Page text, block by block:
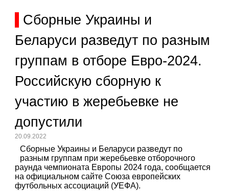
Сборные Украины и
Беларуси разведут по разным
группам в отборе Евро-2024.
Российскую сборную к
участию в жеребьевке не
допустили
20.09.2022
Сборные Украины и Беларуси разведут по
разным группам при жеребьевке отборочного
раунда чемпионата Европы 2024 года, сообщается
на официальном сайте Союза европейских
футбольных ассоциаций (УЕФА).